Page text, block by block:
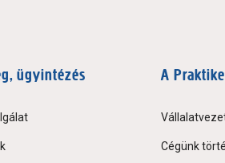
ügyintézés A
Cégünk